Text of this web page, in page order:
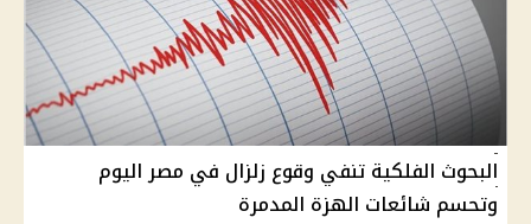
البحوث الفلكية تنفي وقوع زلزال في مصر اليوم
وتحسم شائعات الهزة المدمرة